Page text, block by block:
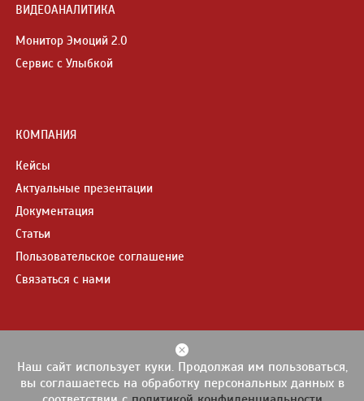
ВИДЕОАНАЛИТИКА
Монитор Эмоций 2.0
Сервис с Улыбкой
КОМПАНИЯ
Кейсы
Актуальные презентации
Документация
Статьи
Пользовательское соглашение
Связаться с нами
© 2013-2026ProLAN
При полном или частичном использовании материалов ссылка на
Наш сайт использует куки. Продолжая им пользоваться,
вы соглашаетесь на обработку персональных данных в